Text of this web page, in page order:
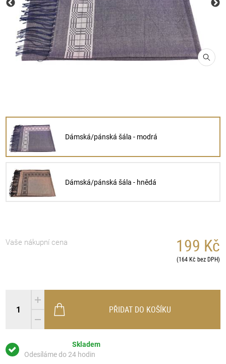
Dámská/pánská šála - modrá
Dámská/pánská šála - hnědá
Vaše nákupní cena 199 Kč
(164 Kč bez DPH)
Skladem
Odesíláme do 24 hodin
PŘIDAT DO KOŠÍKU